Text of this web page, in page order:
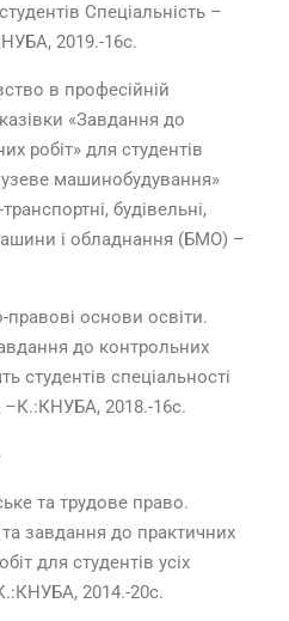
Спеціальність –
2019.-16с.
в професійній
«Завдання до
робіт» для студентів
машинобудування»
будівельні,
і обладнання (БМО) –
правові основи освіти.
до контрольних
студентів спеціальності
–К.:КНУБА, 2018.-16с.
та трудове право.
завдання до практичних
для студентів усіх
2014.-20с.